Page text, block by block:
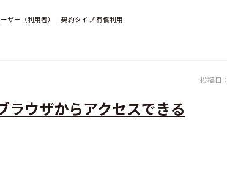
ザー（利用者）｜契約タイプ 有償利用
投稿日：
ラウザからアクセスできる